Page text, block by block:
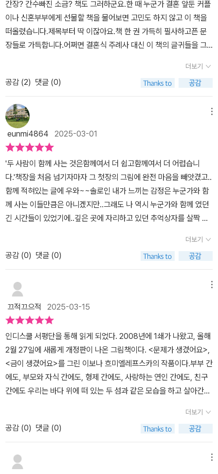
간장? 간수빠진 소금? 책도 그러하군요.한 때 누군가 결혼 앞둔 커플
이나 신혼부부에게 선물할 책을 물어보면 고민도 하지 않고 이 책을
떠올렸습니다.제목부터 딱 이잖아요.책 한 권 가득히 필사하고픈 문
장들로 가득합니다.어쩌면 결혼식 주례사 대신 이 책의 글귀들을 그
다시 만나보니 아니 이 책, 정말 왜이리 좋은걸까요.​신혼부부가 아니
라, 50대 중년부부가 아이들을 독립시키고 둘이 남아 삶을 꾸려가는
저희 부부에게 너무나 와닿는 그림책입니다.살아보니, 어쩜 책 속의
글귀들이 아름다움을 떠나 말 그대로 현실, 삶의 장면을 그대로 다 담
아둔 명문이었어요.두 사람이 함께 사는 것은함께여서 더 쉽고함께여
서 더 어렵습니다.두 사람이 함께 사는 것, 서로 다른 환경에서 수십년
을 살다가 함께 산다는 건 결코 쉬운 일은 아니지요.두 벌의 옷이 단추
2개로 함께 여며지는 것. 체구도 다르고 스타일도 다르고, 나와 달라
서 더 매력적으로 보였다가 또 그래서 싫어지기도 하지요.가만히 보
니 단추 2개 표정도 다릅니다. 단추 표정의 의미가 그런 것일까요?좋
다가도 싫어지는 것, 그래도 함께 하는 것.두 벌의 다른 옷이 만나 하
나로 여며지는 장면으로도 보이지만...살다보면 서로 깍이고 깍여 닮
아가 애초에 저렇게 다른 스타일을 나눠 두 벌의 옷을 나눠입은 사이
가 된 것은 아닐까 싶습니다. 너에게서 내가 보이고, 문득 나에게서 너
의 시간대가 달라서 그럴까요. 심지어 시선의 방향도 어긋나있습니
다.​그런 시간이 와도 또 두 사람은 새로운 길을 찾겠지요.두 사람이 함
께 하면서 할 수 있는 일들 중, 가장 경이로운 일이지요.한 사람, 한 사
람이 만나 둘이 되고 또 셋이 되는 일.그건 세상이 바뀌는 일이자 세상
을 바꾸는 일이지요.​저희 두 사람은 그렇게 셋이 되고 넷이 되었습니
다. 이제 또 두 사람이 되었습니다.​수십년을 함께 하며 이제는 배우자
가 나를 잘 알고 이해해주는 가장 좋은 친구가 되었습니다. 그런데 성
인이 된 아이들이 독립해 떠나고 막상 둘만 남으니, 모든 것이 재설정
로서 그 사람을 만난 것이었는데.수십년의 세월동안 그 사람도 나도
온전한 나가 아닌, 내 아이의 엄마로 아빠로, 누군가의 남편과 아내로,
사위와 며느리로 새로운 사람이 되어 있었습니다. 그러다 이제 각각
한 사람이 되어보니, 나도 나를 잘 모르고 또 그 사람에 대해 잘 모르
고 있더라구요.어느 순간 앞을 보니 너무나 익숙하면서도 낯선 사람
더보기
공감 (2) 댓글 (0)
eunmi4864 2025-03-01
'두 사람이 함께 사는 것은함께여서 더 쉽고함께여서 더 어렵습니
다.'책장을 처음 넘기자마자 그 첫장의 그림에 완전 마음을 빼앗겼고..
함께 적혀있는 글에 우와~~솔로인 내가 느끼는 감정은 누군가와 함
께 사는 이들만큼은 아니겠지만..그래도 나 역시 누군가와 함께 였던
긴 시간들이 있었기에..깊은 곳에 자리하고 있던 추억상자를 살짝 열
기 너무 좋은책이겠다는 생각이 제일먼저 들었고..아이와 함께 보며
아이와 함께 이야기 나누기도 좋을것 같고..부부가 아니더라도 사람
과 사람과의 관계에 대한 짧은 글들이 큰 울림을 주며 깊은 생각을 하
게 만들어서 우리들 모두가 큰 감동을 받을 수 있는 책이구나!하고 느
꼈다.너무 가까워서 발건하지 못했던 것들..모든 사람이 다 같을 수 없
기에 다름을 인정해야 한다는거...다름으로 인해서 둘이 만나 더 큰 아
름다움을 만들수도 있다는거..한장 한장 그림에서 감동받고 글에서
깨달음을 얻고..이보나 흐미엘레프스카 작가님 이 책을 통해 처음 알
게 되었는데..어른을위한 그림책 완전 내 스타일이라서 다른 작품들
도 봐야겠다.한번 읽고 책장에 모셔두는 그림책이 아니라 몇번이고
다시 꺼내보고 싶은 그림책!다 읽고 나서 표지를 다시 보니..인생이라
는 여행에서 두사람이 함께 균형을 맞춰야 한 가정을 원하는 곳으로
오래오래 항해할수 있다는걸 상징하는게 아닐까..#두사람 #이보나흐
미엘레프스카 #사계절출판사 #그림책 #어른을위한그림책
더보기
공감 (0) 댓글 (0)
끄적끄으적 2025-03-15
인디스쿨 서평단을 통해 읽게 되었다. 2008년에 1쇄가 나왔고, 올해
2월 27일에 새롭게 개정판이 나온 그림책이다. <문제가 생겼어요>,
<금이 생겼어요>를 그린 이보나 흐미엘레프스카의 작품이다.부부 간
에도, 부모와 자식 간에도, 형제 간에도, 사랑하는 연인 간에도, 친구
간에도 우리는 바다 위에 떠 있는 두 섬과 같은 모습을 하고 살아간다.
만 같은 시간 속에서도 서로 자기만의 화산을, 폭포를, 계곡을 만들어
간다. 이때문에 서로를 이해하는 방향이 달라지기도 한다.작가는 두
사람을 모래시계에 비유하기도 한다. 서로 다른 곳을 바라보며 자기
만의 세계를 만들어간다지만, 결국 '관계'라는 것은 일방적이지 않은
더보기
공감 (0) 댓글 (0)